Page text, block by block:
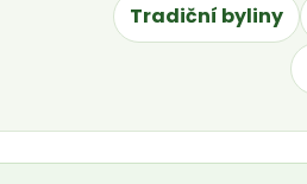
Tradiční byliny